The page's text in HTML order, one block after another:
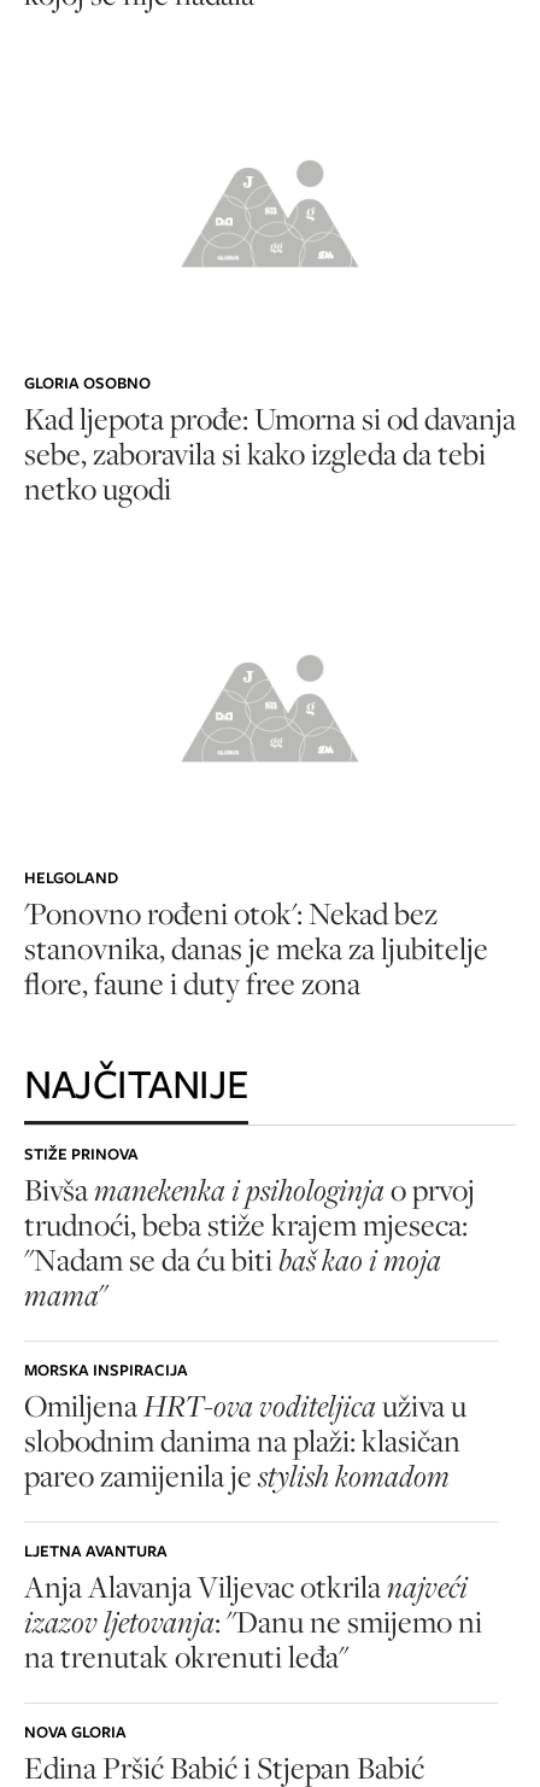
GLORIA OSOBNO
Kad ljepota prođe: Umorna si od davanja
sebe, zaboravila si kako izgleda da tebi
netko ugodi
HELGOLAND
'Ponovno rođeni otok': Nekad bez
stanovnika, danas je meka za ljubitelje
flore, faune i duty free zona
NAJČITANIJE
STIŽE PRINOVA
Bivšamanekenka i psihologinjao prvoj
trudnoći, beba stiže krajem mjeseca:
"Nadam se da ću bitibaš kao i moja
mama"
MORSKA INSPIRACIJA
OmiljenaHRT-ova voditeljicauživa u
slobodnim danima na plaži: klasičan
pareo zamijenila jestylish komadom
LJETNA AVANTURA
Anja Alavanja Viljevac otkrilanajveći
izazov ljetovanja: "Danu ne smijemo ni
na trenutak okrenuti leđa"
NOVA GLORIA
Edina Pršić Babić i Stjepan Babić